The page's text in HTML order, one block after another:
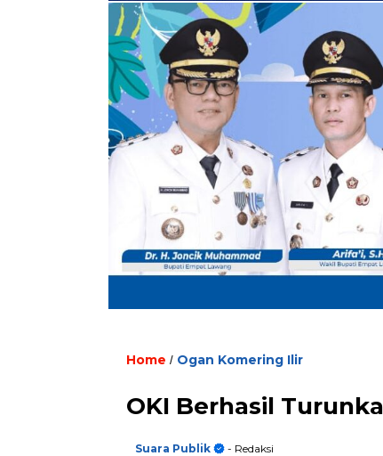
Home / Ogan Komering Ilir
OKI Berhasil
Suara Publik
- Redaksi